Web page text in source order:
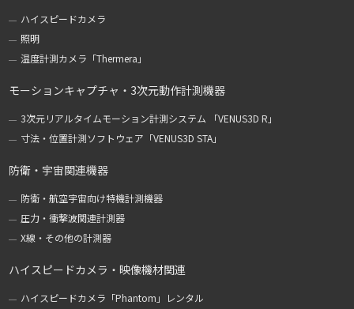
ハイスピードカメラ
照明
温度計測カメラ「Thermera」
モーションキャプチャ・3次元動作計測機器
3次元リアルタイムモーション計測システム 「VENUS3D R」
寸法・位置計測ソフトウェア「VENUS3D STA」
防衛・宇宙関連機器
防衛・航空宇宙向け特機計測機器
圧力・衝撃波関連計測器
X線・その他の計測器
ハイスピードカメラ・映像機材関連
ハイスピードカメラ「Phantom」レンタル